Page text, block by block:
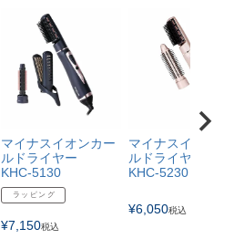
マイナスイオンカー
ルドライヤー
KHC-5130
ラッピング
¥7,150税込
マイナスイオンカ
ルドライヤー
KHC-5230
¥6,050税込